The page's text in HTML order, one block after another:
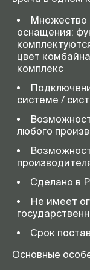
Множество
оснащения:
цвет
комплекс
системе /
любого
Сделано в
Не имеет
Срок
Основные